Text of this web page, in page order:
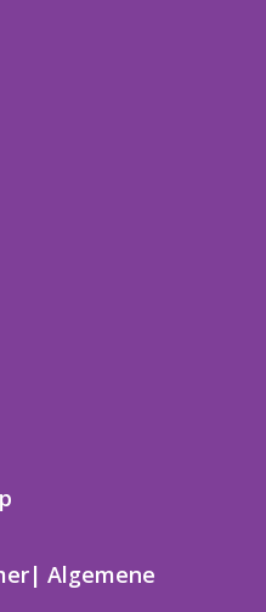
| Algemene